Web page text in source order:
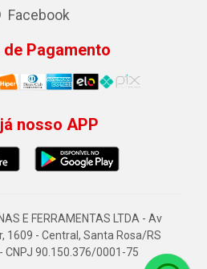
Facebook
Pagamento
nosso APP
E FERRAMENTAS LTDA - Av
1609 - Central, Santa Rosa/RS
CNPJ 90.150.376/0001-75